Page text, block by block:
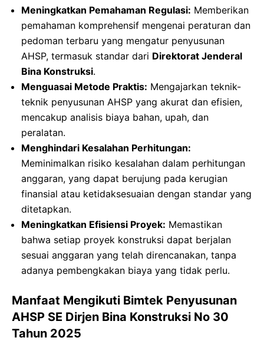
Meningkatkan Pemahaman Regulasi: Memberikan
pemahaman komprehensif mengenai peraturan dan
pedoman terbaru yang mengatur penyusunan
AHSP, termasuk standar dari Direktorat Jenderal
Bina Konstruksi.
Menguasai Metode Praktis: Mengajarkan teknik-
teknik penyusunan AHSP yang akurat dan efisien,
mencakup analisis biaya bahan, upah, dan
peralatan.
Menghindari Kesalahan Perhitungan:
Meminimalkan risiko kesalahan dalam perhitungan
anggaran, yang dapat berujung pada kerugian
finansial atau ketidaksesuaian dengan standar yang
ditetapkan.
Meningkatkan Efisiensi Proyek: Memastikan
bahwa setiap proyek konstruksi dapat berjalan
sesuai anggaran yang telah direncanakan, tanpa
adanya pembengkakan biaya yang tidak perlu.
Manfaat Mengikuti Bimtek Penyusunan
AHSP SE Dirjen Bina Konstruksi No 30
Tahun 2025